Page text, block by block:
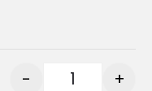
- +